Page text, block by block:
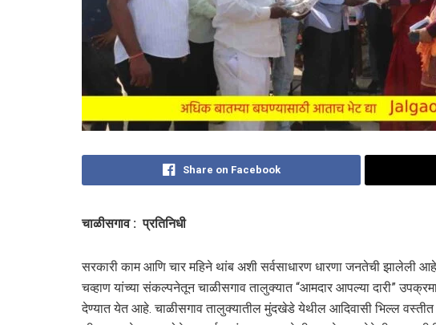
Share on Facebook
चाळीसगाव : प्रतिनिधी
सरकारी काम आणि चार महिने थांब अशी सर्वसाधारण धारणा जनतेची झालेली
चव्हाण यांच्या संकल्पनेतून चाळीसगाव तालुक्यात “आमदार आपल्या दारी”
देण्यात येत आहे. चाळीसगाव तालुक्यातील मुंदखेडे येथील आदिवासी भिल्ल